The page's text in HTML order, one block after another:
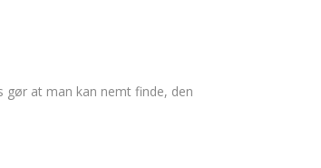
gør at man kan nemt finde, den